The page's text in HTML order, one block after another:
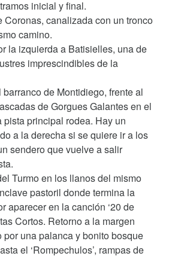
inicial y final.
Coronas, canalizada con un tronco
camino.
la izquierda a Batisielles, una de
imprescindibles de la
barranco de Montidiego, frente al
de Gorgues Galantes en el
pista principal rodea. Hay un
a la derecha si se quiere ir a los
sendero que vuelve a salir
Turmo en los llanos del mismo
pastoril donde termina la
aparecer en la canción ‘20 de
Cortos. Retorno a la margen
por una palanca y bonito bosque
el ‘Rompechulos’, rampas de